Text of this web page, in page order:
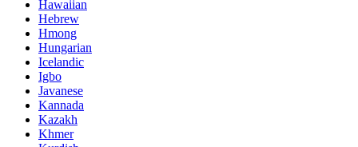
Hawaiian
Hebrew
Hmong
Hungarian
Icelandic
Igbo
Javanese
Kannada
Kazakh
Khmer